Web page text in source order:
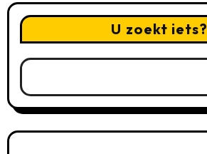
U zoekt iets?